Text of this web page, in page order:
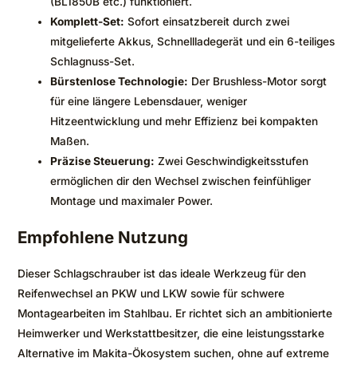
Komplett-Set: Sofort einsatzbereit durch zwei
mitgelieferte Akkus, Schnellladegerät und ein 6-teiliges
Schlagnuss-Set.
Bürstenlose Technologie: Der Brushless-Motor sorgt
für eine längere Lebensdauer, weniger
Hitzeentwicklung und mehr Effizienz bei kompakten
Maßen.
Präzise Steuerung: Zwei Geschwindigkeitsstufen
ermöglichen dir den Wechsel zwischen feinfühliger
Montage und maximaler Power.
Empfohlene Nutzung
Dieser Schlagschrauber ist das ideale Werkzeug für den
Reifenwechsel an PKW und LKW sowie für schwere
Montagearbeiten im Stahlbau. Er richtet sich an ambitionierte
Heimwerker und Werkstattbesitzer, die eine leistungsstarke
Alternative im Makita-Ökosystem suchen, ohne auf extreme